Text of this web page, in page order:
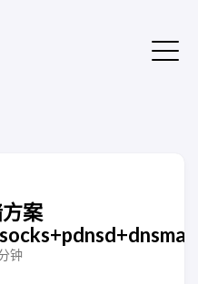
案
钟